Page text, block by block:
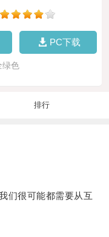
PC下载
绿色
排行
很可能都需要从互